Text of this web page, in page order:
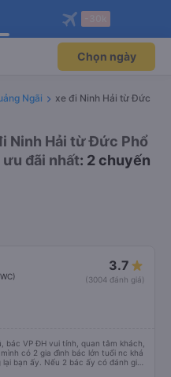
ngay!
viên độc
Mở app
máy bay qua
Mở app
Chọn ngày
Ngãi
xe đi Ninh Hải từ Đức
Ninh Hải từ Đức Phổ
đãi nhất: 2 chuyến
3.7
(3004 đánh giá)
bác VP ĐH vui tính, quan tâm khách,
bạn ấy. Nếu 2 bác ấy có đánh giá
nhở rất đúng. 2 bác nói rất to. To